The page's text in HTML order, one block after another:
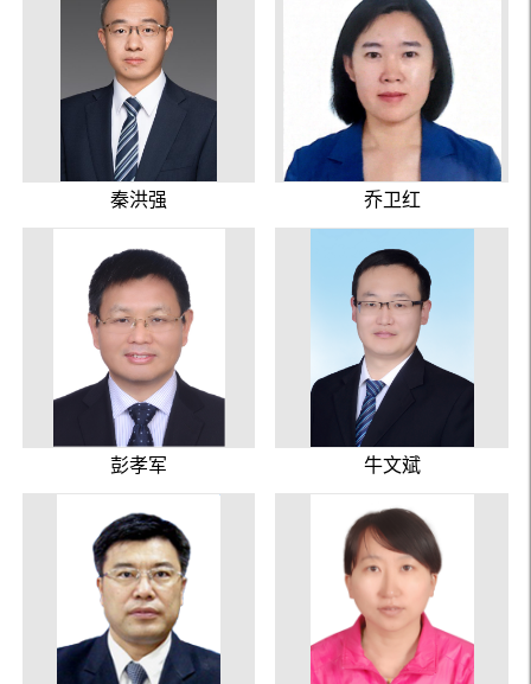
秦洪强 乔卫红
彭孝军 牛文斌